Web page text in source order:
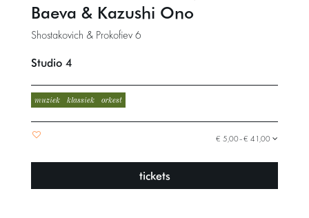
Baeva & Kazushi Ono
Shostakovich & Prokofiev 6
Studio 4
muziek klassiek orkest
€ 5,00–€ 41,00
tickets